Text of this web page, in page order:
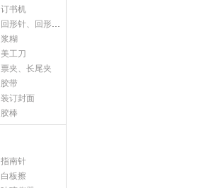
订书机
回形针、回形针盒
浆糊
美工刀
票夹、长尾夹
胶带
装订封面
胶棒
指南针
白板擦